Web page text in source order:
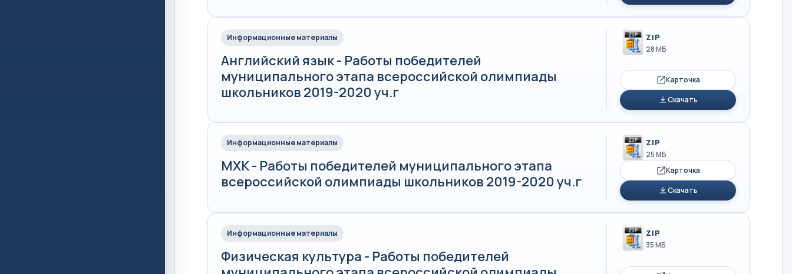
Информационные материалы
Английский язык - Работы победителей
муниципального этапа всероссийской олимпиады
школьников 2019-2020 уч.г
ZIP
28 МБ
Карточка
Скачать
Информационные материалы
МХК - Работы победителей муниципального этапа
всероссийской олимпиады школьников 2019-2020 уч.г
ZIP
25 МБ
Карточка
Скачать
Информационные материалы
Физическая культура - Работы победителей
ZIP
35 МБ